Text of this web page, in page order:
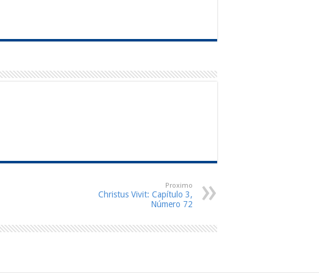
Proximo
Christus Vivit: Capítulo 3,
Número 72